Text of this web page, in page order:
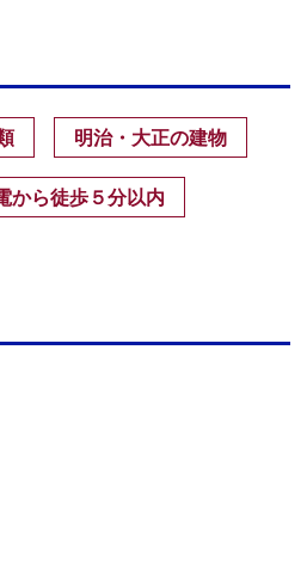
明治・大正の建物
から徒歩５分以内